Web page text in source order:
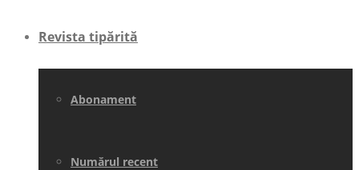
Revista tipărită
Abonament
Numărul recent